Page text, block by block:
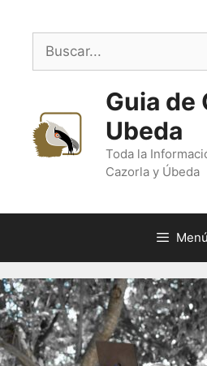
contenido
Buscar:
Guia de
Ubeda
Toda la
Cazorla y Úbeda
Menú